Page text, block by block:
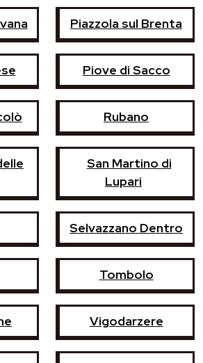
Piazzola sul Brenta
Piove di Sacco
Rubano
San Martino di
Lupari
Selvazzano Dentro
Tombolo
Vigodarzere